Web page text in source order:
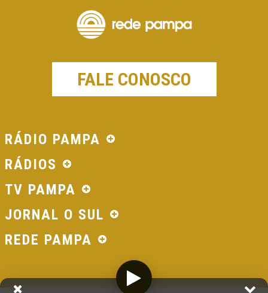
FALE CONOSCO
RÁDIO PAMPA
RÁDIOS
TV PAMPA
JORNAL O SUL
REDE PAMPA